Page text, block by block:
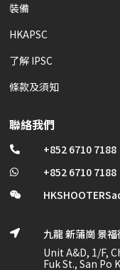
裝備
HKAPSC
了解 IPSC
條款及須知
聯絡我們
 +852 6710 7188
 +852 6710 7188


九龍 新蒲崗 景
Unit A&D, 1/F,
Fuk St., San